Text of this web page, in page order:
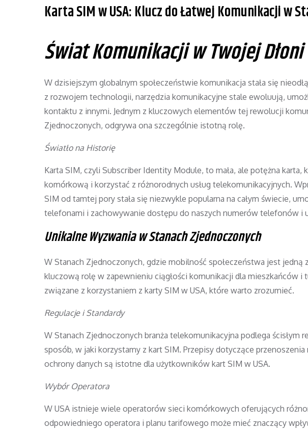
Karta SIM w USA: Klucz do Łatwej Komunikacji w
Świat Komunikacji w Twojej Dłoni
W dzisiejszym globalnym społeczeństwie komunikacja stała się
z rozwojem technologii, narzędzia komunikacyjne stale ewoluują,
kontaktu z innymi. Jednym z kluczowych elementów tej rewolucji
Zjednoczonych, odgrywa ona szczególnie istotną rolę.
Światło na Historię
Karta SIM, czyli Subscriber Identity Module, to mała, ale potężna karta,
komórkową i korzystać z różnorodnych usług telekomunikacyjnych.
SIM od tamtej pory stała się niezwykle popularna na całym świecie,
telefonami i zachowywanie dostępu do naszych numerów telefonów i
Unikalne Wyzwania w Stanach Zjednoczonych
W Stanach Zjednoczonych, gdzie mobilność społeczeństwa jest jedną
kluczową rolę w zapewnieniu ciągłości komunikacji dla mieszkańców i
związane z korzystaniem z karty SIM w USA, które warto zrozumieć.
Regulacje i Standardy
W Stanach Zjednoczonych branża telekomunikacyjna podlega ścisłym
sposób, w jaki korzystamy z kart SIM. Przepisy dotyczące
ochrony danych są istotne dla użytkowników kart SIM w USA.
Wybór Operatora
W USA istnieje wiele operatorów sieci komórkowych oferujących
odpowiedniego operatora i planu tarifowego może mieć znaczący